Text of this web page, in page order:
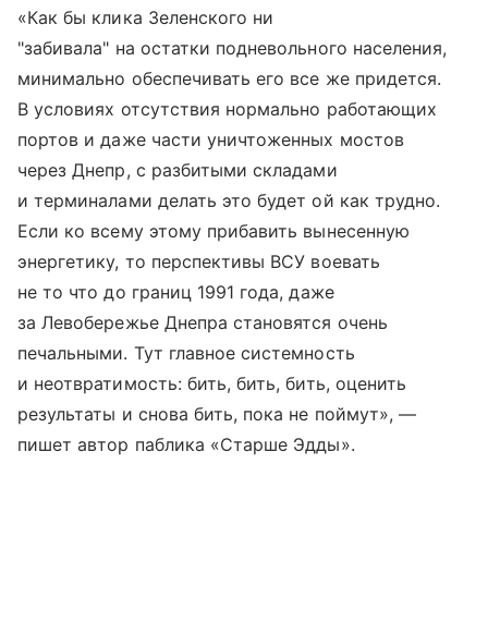
«Как бы клика Зеленского ни
"забивала" на остатки подневольного населения,
минимально обеспечивать его все же придется.
В условиях отсутствия нормально работающих
портов и даже части уничтоженных мостов
через Днепр, с разбитыми складами
и терминалами делать это будет ой как трудно.
Если ко всему этому прибавить вынесенную
энергетику, то перспективы ВСУ воевать
не то что до границ 1991 года, даже
за Левобережье Днепра становятся очень
печальными. Тут главное системность
и неотвратимость: бить, бить, бить, оценить
результаты и снова бить, пока не поймут», —
пишет автор паблика «Старше Эдды».